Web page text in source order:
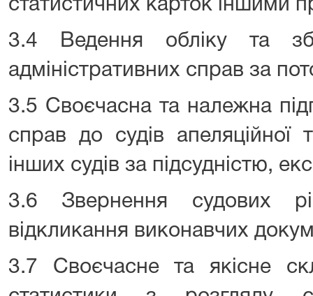
статистичних карток іншими
3.4 Ведення обліку та
адміністративних справ за
3.5 Своєчасна та належна
справ до судів апеляційної
інших судів за підсудністю,
3.6 Звернення судових
відкликання виконавчих
3.7 Своєчасне та якісне